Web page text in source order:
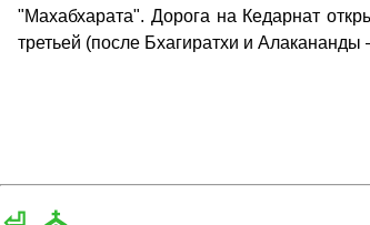
"Махабхарата". Дорога на Кедарнат
третьей (после Бхагиратхи и